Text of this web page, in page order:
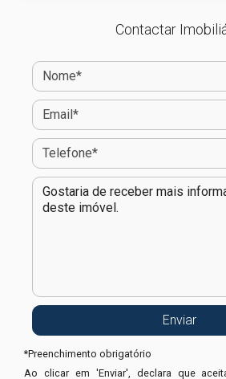
Contactar
*Preenchimento obrigatório
Ao clicar em 'Enviar', declara que